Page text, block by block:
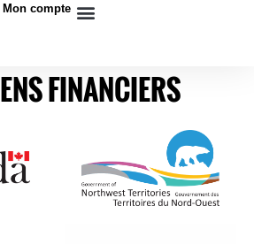
Mon compte
FINANCIERS